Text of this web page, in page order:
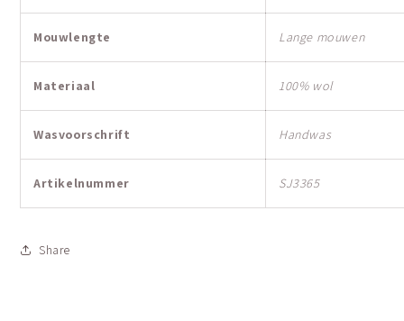
Mouwlengte Lange mouwen
Materiaal 100% wol
Wasvoorschrift Handwas
Artikelnummer SJ3365
Share